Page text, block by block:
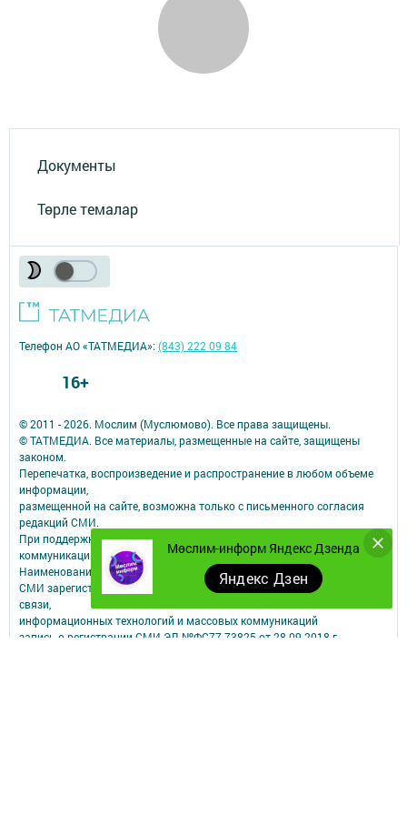
Документы
Төрле темалар
Мөслим-информ Яндекс Дзенда
Яндекс Дзен
© 2011 - 2026. Мослим (Муслюмово). Все права защищены.
© ТАТМЕДИА. Все материалы, размещенные на сайте, защищены
законом.
Перепечатка, воспроизведение и распространение в любом объеме
информации,
размещенной на сайте, возможна только с письменного согласия
редакций СМИ.
При поддержке Республиканского агентства по печати и массовым
коммуникациям.
Наименование СМИ: Мөслим-информ
СМИ зарегистрировано Федеральной службой по надзору в сфере
связи,
информационных технологий и массовых коммуникаций
запись о регистрации СМИ ЭЛ №ФС77-73825 от 28.09.2018 г.
Телефон АО «ТАТМЕДИА»:(843) 222 09 84
16+